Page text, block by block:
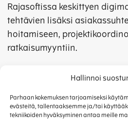
Hallinnoi
Parhaan kokemuksen tarjoamiseksi
evästeitä, tallentaaksemme ja/tai
tekniikoiden hyväksyminen antaa meille
Rajasoftissa keskittyen
tehtävien lisäksi
hoitamiseen,
ratkaisumyyntiin.
hänen tehtäviinsä ovat
asiakassuhteiden ylläpito
tukeminen teknisissä